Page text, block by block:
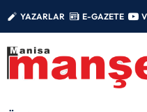
YAZARLAR E-GAZETE